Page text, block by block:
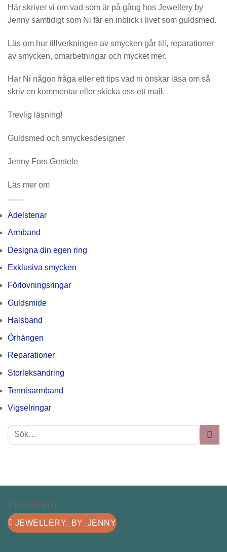
Här skriver vi om vad som är på gång hos Jewellery by
Jenny samtidigt som Ni får en inblick i livet som guldsmed.
Läs om hur tillverkningen av smycken går till, reparationer
av smycken, omarbetningar och mycket mer.
Har Ni någon fråga eller ett tips vad ni önskar läsa om så
skriv en kommentar eller skicka oss ett mail.
Trevlig läsning!
Guldsmed och smyckesdesigner
Jenny Fors Gentele
Läs mer om
Ädelstenar
Armband
Designa din egen ring
Exklusiva smycken
Förlovningsringar
Guldsmide
Halsband
Örhängen
Reparationer
Storleksändring
Tennisarmband
Vigselringar
Instagram
JEWELLERY_BY_JENNY